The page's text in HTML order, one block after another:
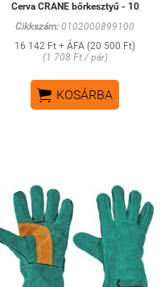
Cerva CRANE bőrkesztyű - 10
Cikkszám: 0102000899100
16 142 Ft + ÁFA (20 500 Ft)
(1 708 Ft / pár)
 KOSÁRBA